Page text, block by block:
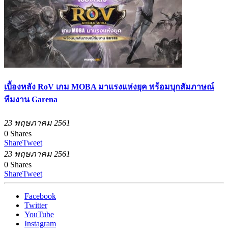
เบื้องหลัง RoV เกม MOBA มาแรงแห่งยุค พร้อมบุกสัมภาษณ์
ทีมงาน Garena
23 พฤษภาคม 2561
0 Shares
ShareTweet
23 พฤษภาคม 2561
0 Shares
ShareTweet
Facebook
Twitter
YouTube
Instagram